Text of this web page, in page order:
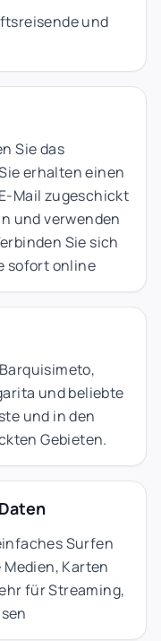
und
Sie das
erhalten einen
Mail zugeschickt
und verwenden
Sie sich
sofort online
und beliebte
und in den
Gebieten.
Surfen
Karten
für Streaming,